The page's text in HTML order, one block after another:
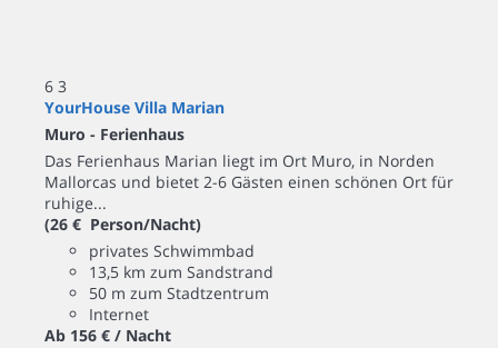
6 3
YourHouse Villa Marian
Muro - Ferienhaus
Das Ferienhaus Marian liegt im Ort Muro, in Norden
Mallorcas und bietet 2-6 Gästen einen schönen Ort für
ruhige...
(26 € Person/Nacht)
privates Schwimmbad
13,5 km zum Sandstrand
50 m zum Stadtzentrum
Internet
Ab 156 € / Nacht